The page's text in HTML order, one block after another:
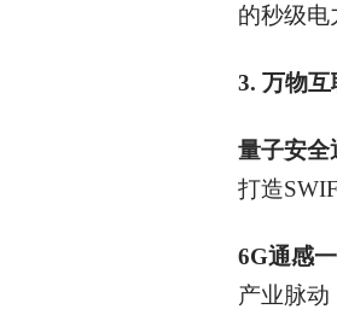
的秒级电
3. 万物互
量子安全
打造
6G通感
产业脉动